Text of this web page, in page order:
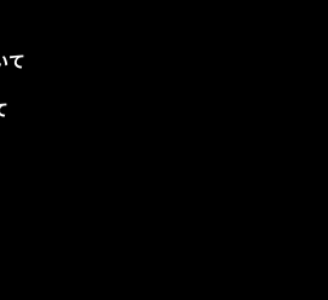
て